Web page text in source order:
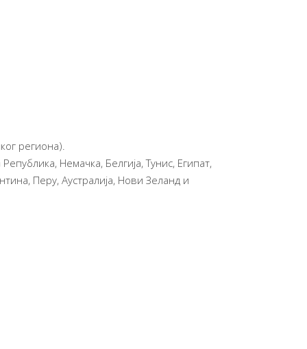
региона).
Немачка, Белгија, Тунис, Египат,
Перу, Аустралија, Нови Зеланд и